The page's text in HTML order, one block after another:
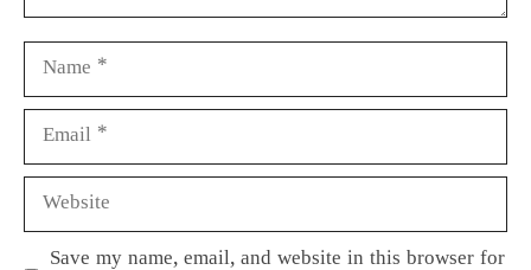
Save my name, email, and website in this browser for